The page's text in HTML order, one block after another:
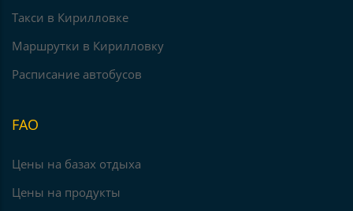
Такси в Кирилловке
Маршрутки в Кирилловку
Расписание автобусов
FAO
Цены на базах отдыха
Цены на продукты